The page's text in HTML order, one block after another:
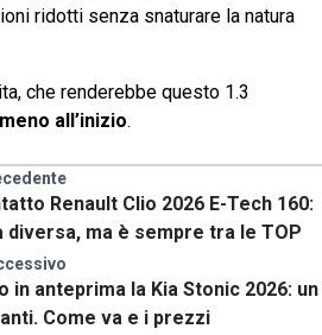
ridotti senza snaturare la natura
che renderebbe questo 1.3
all’inizio.
Renault Clio 2026 E-Tech 160:
diversa, ma è sempre tra le TOP
in anteprima la Kia Stonic 2026: un
Come va e i prezzi